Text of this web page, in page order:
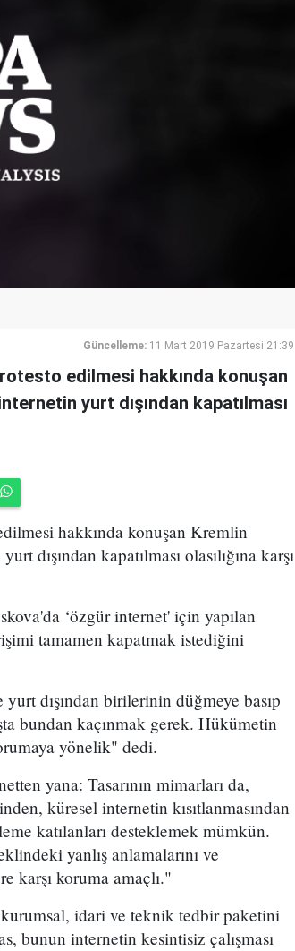
Güncelleme: 11 Mart 2019 Pazartesi 21:39
edilmesi hakkında konuşan
yurt dışından kapatılması
hakkında konuşan Kremlin
kapatılması olasılığına karşı
‘özgür internet' için yapılan
tamamen kapatmak istediğini
dışından birilerinin düğmeye basıp
bundan kaçınmak gerek. Hükümetin
yönelik" dedi.
yana: Tasarının mimarları da,
küresel internetin kısıtlanmasından
katılanları desteklemek mümkün.
yanlış anlamalarını ve
karşı koruma amaçlı."
idari ve teknik tedbir paketini
bunun internetin kesintisiz çalışması